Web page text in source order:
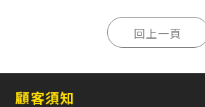
顧客須知